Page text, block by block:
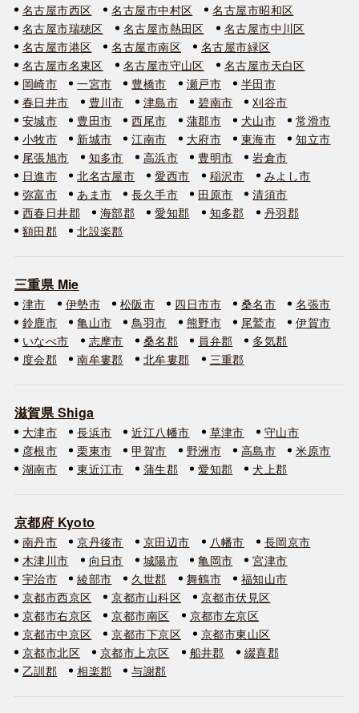
名古屋市西区
名古屋市中村区
名古屋市昭和区
名古屋市瑞穂区
名古屋市熱田区
名古屋市中川区
名古屋市港区
名古屋市南区
名古屋市緑区
名古屋市名東区
名古屋市守山区
名古屋市天白区
岡崎市
一宮市 豊橋市 瀬戸市
半田市
春日井市
豊川市 津島市 碧南市
刈谷市
安城市
豊田市 西尾市 蒲郡市 犬山市
常滑市
小牧市
新城市 江南市 大府市 東海市
知立市
尾張旭市
知多市 高浜市 豊明市
岩倉市
日進市
北名古屋市 愛西市 稲沢市
みよし市
弥富市
あま市 長久手市 田原市
清須市
西春日井郡
海部郡 愛知郡 知多郡
丹羽郡
額田郡
北設楽郡
三重県 Mie
津市 伊勢市 松阪市 四日市市 桑名市
名張市
鈴鹿市
亀山市 鳥羽市 熊野市 尾鷲市
伊賀市
いなべ市
志摩市 桑名郡 員弁郡
多気郡
度会郡
南牟婁郡 北牟婁郡 三重郡
滋賀県 Shiga
大津市 長浜市 近江八幡市 草津市
守山市
彦根市
栗東市 甲賀市 野洲市 高島市
米原市
湖南市
東近江市 蒲生郡 愛知郡 犬上郡
京都府 Kyoto
南丹市 京丹後市 京田辺市 八幡市
長岡京市
木津川市
向日市 城陽市 亀岡市
宮津市
宇治市
綾部市 久世郡 舞鶴市
福知山市
京都市西京区
京都市山科区
京都市伏見区
京都市右京区
京都市南区
京都市左京区
京都市中京区
京都市下京区
京都市東山区
京都市北区
京都市上京区 船井郡
綴喜郡
乙訓郡
相楽郡 与謝郡